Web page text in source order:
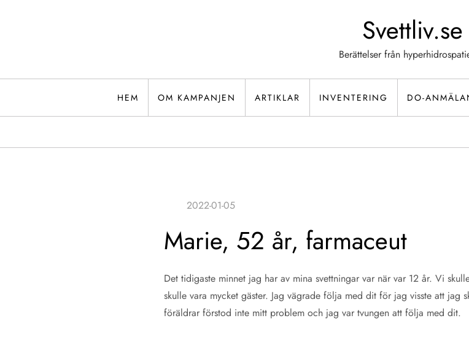
Svettliv.se
Berättelser från
HEM OM KAMPANJEN ARTIKLAR INVENTERING DO-
Marie, 52 år, farmaceut
Det tidigaste minnet jag har av mina svettningar var när var 12 år. Vi
skulle vara mycket gäster. Jag vägrade följa med dit för jag visste att jag
föräldrar förstod inte mitt problem och jag var tvungen att följa med dit.